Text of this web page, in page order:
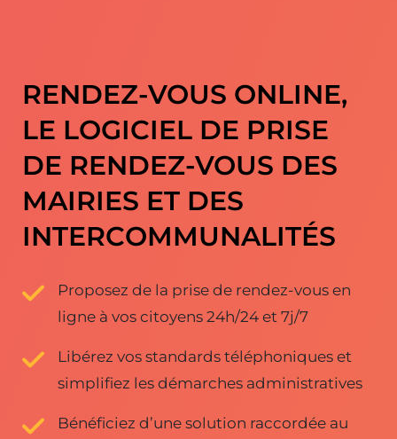
RENDEZ-VOUS ONLINE,
LE LOGICIEL DE PRISE
DE RENDEZ-VOUS DES
MAIRIES ET DES
INTERCOMMUNALITÉS
Proposez de la prise de rendez-vous en
ligne à vos citoyens 24h/24 et 7j/7
Libérez vos standards téléphoniques et
simplifiez les démarches administratives
Bénéficiez d’une solution raccordée au